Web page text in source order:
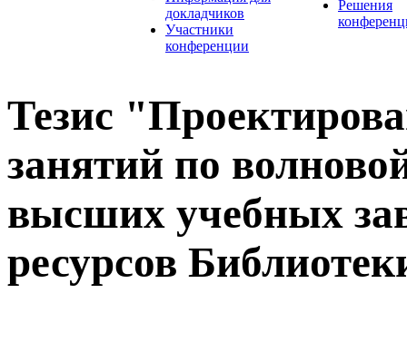
докладчиков
Участники
конференции
Решения
Тезис
занятий по
высших учебных
ресурсов